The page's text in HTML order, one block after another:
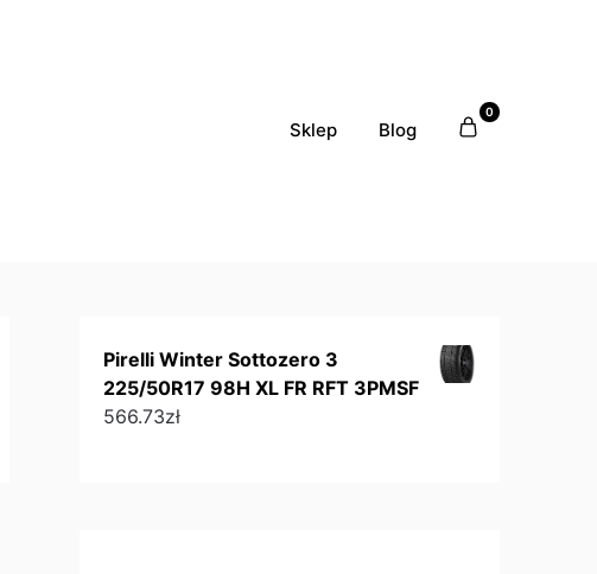
Sklep Blog
0
Pirelli Winter Sottozero 3
225/50R17 98H XL FR RFT 3PMSF
566.73zł